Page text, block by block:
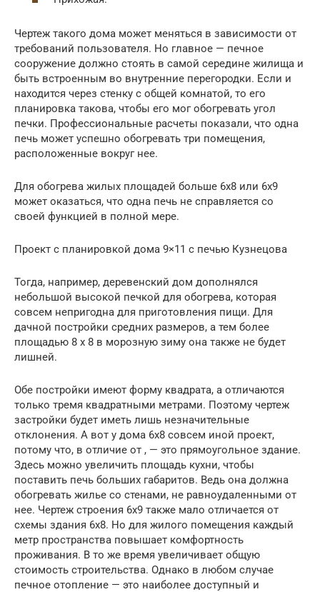
Чертеж такого дома может меняться в зависимости от
требований пользователя. Но главное — печное
сооружение должно стоять в самой середине жилища и
быть встроенным во внутренние перегородки. Если и
находится через стенку с общей комнатой, то его
планировка такова, чтобы его мог обогревать угол
печки. Профессиональные расчеты показали, что одна
печь может успешно обогревать три помещения,
расположенные вокруг нее.
Для обогрева жилых площадей больше 6х8 или 6х9
может оказаться, что одна печь не справляется со
своей функцией в полной мере.
Проект с планировкой дома 9×11 с печью Кузнецова
Тогда, например, деревенский дом дополнялся
небольшой высокой печкой для обогрева, которая
совсем непригодна для приготовления пищи. Для
дачной постройки средних размеров, а тем более
площадью 8 х 8 в морозную зиму она также не будет
лишней.
Обе постройки имеют форму квадрата, а отличаются
только тремя квадратными метрами. Поэтому чертеж
застройки будет иметь лишь незначительные
отклонения. А вот у дома 6х8 совсем иной проект,
потому что, в отличие от , — это прямоугольное здание.
Здесь можно увеличить площадь кухни, чтобы
поставить печь больших габаритов. Ведь она должна
обогревать жилье со стенами, не равноудаленными от
нее. Чертеж строения 6х9 также мало отличается от
схемы здания 6х8. Но для жилого помещения каждый
метр пространства повышает комфортность
проживания. В то же время увеличивает общую
стоимость строительства. Однако в любом случае
печное отопление — это наиболее доступный и